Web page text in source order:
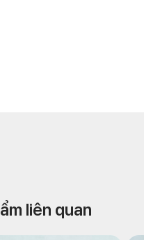
liên quan